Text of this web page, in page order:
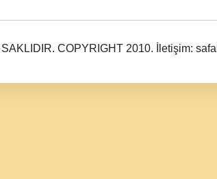
COPYRIGHT 2010. İletişim: